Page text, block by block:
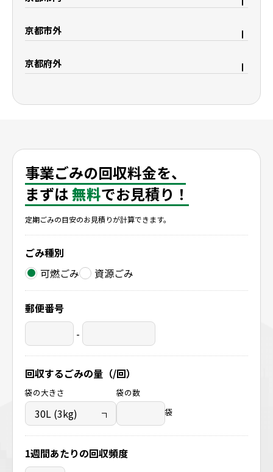
京都市中京区
京都市下京区
京都市西京区
京都市山科区
京都市南区
京都市外
八幡市
城陽市
京都府外
滋賀県大津市
滋賀県栗東市
事業ごみの回収料金を、
まずは無料でお見積り！
定期ごみの目安のお見積りが計算できます。
ごみ種別
可燃ごみ
資源ごみ
郵便番号
-
回収するごみの量（/回）
袋の大きさ
袋の数
袋
1週間あたりの回収頻度